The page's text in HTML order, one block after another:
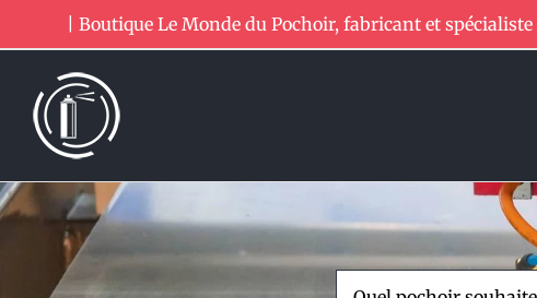
au
contenu
| Boutique Le Monde du Pochoir, fabricant et
Rechercher: